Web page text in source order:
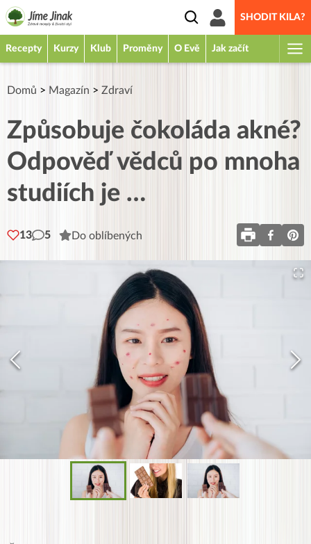
SHODIT KILA?
Recepty Kurzy Klub Proměny O Evě Jak začít
Domů > Magazín > Zdraví
Způsobuje čokoláda akné?
Odpověď vědců po mnoha
studiích je …
13 5 Do oblíbených